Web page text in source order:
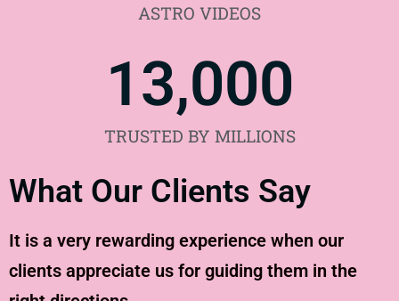
ASTRO VIDEOS
TRUSTED BY MILLIONS
13,000
What Our Clients Say
It is a very rewarding experience when our
clients appreciate us for guiding them in the